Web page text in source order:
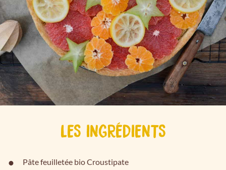
LES INGRÉDIENTS
Pâte feuilletée bio Croustipate